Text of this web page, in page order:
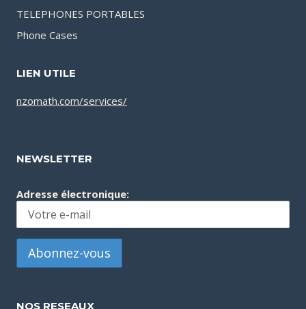
TELEPHONES PORTABLES
Phone Cases
LIEN UTILE
nzomath.com/services/
NEWSLETTER
Adresse électronique:
NOS RESEAUX